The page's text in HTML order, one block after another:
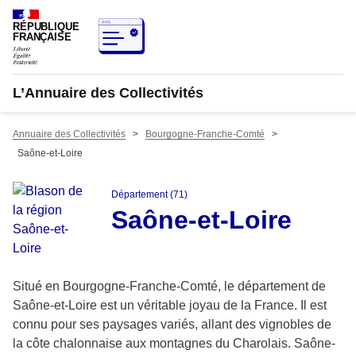
RÉPUBLIQUE
FRANÇAISE
L’Annuaire des Collectivités
Annuaire des Collectivités > Bourgogne-Franche-Comté
>
Saône-et-Loire
Département (71)
Saône-et-Loire
Situé en Bourgogne-Franche-Comté, le département de
Saône-et-Loire est un véritable joyau de la France. Il est
connu pour ses paysages variés, allant des vignobles de
la côte chalonnaise aux montagnes du Charolais. Saône-